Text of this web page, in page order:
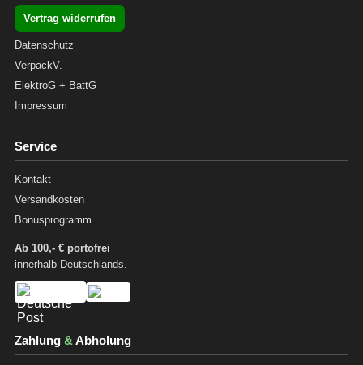
Vertrag widerrufen
Datenschutz
VerpackV.
ElektroG + BattG
Impressum
Service
Kontakt
Versandkosten
Bonusprogramm
Ab 100,- € portofrei
innerhalb Deutschlands.
Zahlung &Abholung